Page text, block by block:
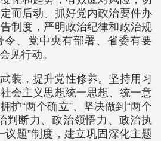
而后动。抓好党内政治要件办
制度，严明政治纪律和政治规
令、党中央有部署、省委有要
见行动。
装，提升党性修养。坚持用习
会主义思想统一思想、统一意
护“两个确立”、坚决做到“两个
判断力、政治领悟力、政治执
议题”制度，建立巩固深化主题